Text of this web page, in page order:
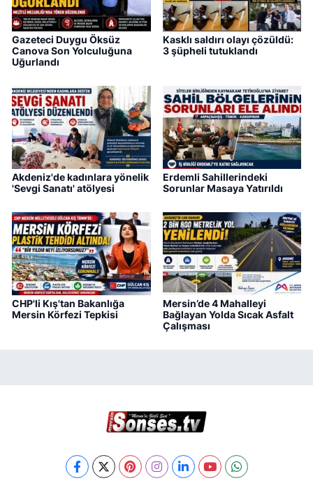
Gazeteci Duygu Öksüz
Canova Son Yolculuğuna
Uğurlandı
Kasklı saldırı olayı çözüldü:
3 şüpheli tutuklandı
Akdeniz'de kadınlara yönelik
'Sevgi Sanatı' atölyesi
Erdemli Sahillerindeki
Sorunlar Masaya Yatırıldı
CHP'li Kış'tan Bakanlığa
Mersin Körfezi Tepkisi
Mersin’de 4 Mahalleyi
Bağlayan Yolda Sıcak Asfalt
Çalışması